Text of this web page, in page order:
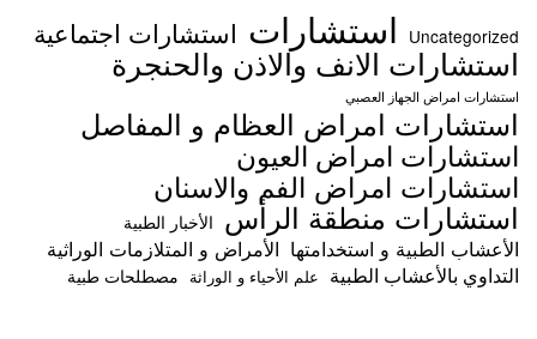
Uncategorized استشارات استشارات اجتماعية
استشارات الانف والاذن والحنجرة
استشارات امراض الجهاز العصبي
استشارات امراض العظام و المفاصل
استشارات امراض العيون
استشارات امراض الفم والاسنان
استشارات منطقة الرأس الأخبار الطبية
الأعشاب الطبية و استخدامتها الأمراض و المتلازمات الوراثية
التداوي بالأعشاب الطبية علم الأحياء و الوراثة مصطلحات طبية